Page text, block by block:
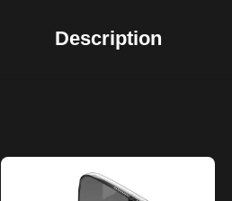
Description